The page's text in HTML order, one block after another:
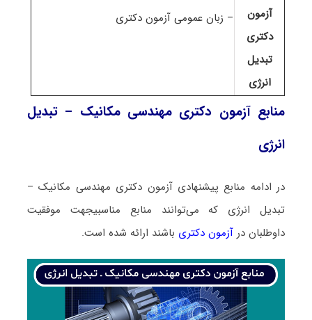
آزمون
دکتری
تبدیل
انرژی
– زبان عمومی آزمون دکتری
منابع آزمون دکتری مهندسی مکانیک – تبدیل
انرژی
در ادامه منابع پیشنهادی آزمون دکتری مهندسی مکانیک –
تبدیل انرژی که می‌توانند منابع مناسبیجهت موفقیت
داوطلبان در آزمون دکتری باشند ارائه شده است.